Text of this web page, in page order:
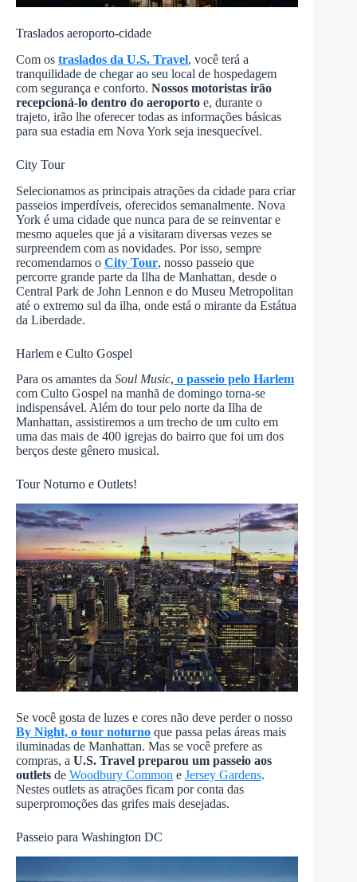
Traslados aeroporto-cidade
Com os traslados da U.S. Travel, você terá a
tranquilidade de chegar ao seu local de hospedagem
com segurança e conforto. Nossos motoristas irão
recepcioná-lo dentro do aeroporto e, durante o
trajeto, irão lhe oferecer todas as informações básicas
para sua estadia em Nova York seja inesquecível.
City Tour
Selecionamos as principais atrações da cidade para criar
passeios imperdíveis, oferecidos semanalmente. Nova
York é uma cidade que nunca para de se reinventar e
mesmo aqueles que já a visitaram diversas vezes se
surpreendem com as novidades. Por isso, sempre
recomendamos o City Tour, nosso passeio que
percorre grande parte da Ilha de Manhattan, desde o
Central Park de John Lennon e do Museu Metropolitan
até o extremo sul da ilha, onde está o mirante da Estátua
da Liberdade.
Harlem e Culto Gospel
Para os amantes da Soul Music, o passeio pelo Harlem
com Culto Gospel na manhã de domingo torna-se
indispensável. Além do tour pelo norte da Ilha de
Manhattan, assistiremos a um trecho de um culto em
uma das mais de 400 igrejas do bairro que foi um dos
berços deste gênero musical.
Tour Noturno e Outlets!
Se você gosta de luzes e cores não deve perder o nosso
By Night, o tour noturno que passa pelas áreas mais
iluminadas de Manhattan. Mas se você prefere as
compras, a U.S. Travel preparou um passeio aos
outlets de Woodbury Common e Jersey Gardens.
Nestes outlets as atrações ficam por conta das
superpromoções das grifes mais desejadas.
Passeio para Washington DC